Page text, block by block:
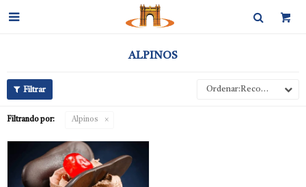

ALPINOS
Recomendados
Filtrando por: Alpinos